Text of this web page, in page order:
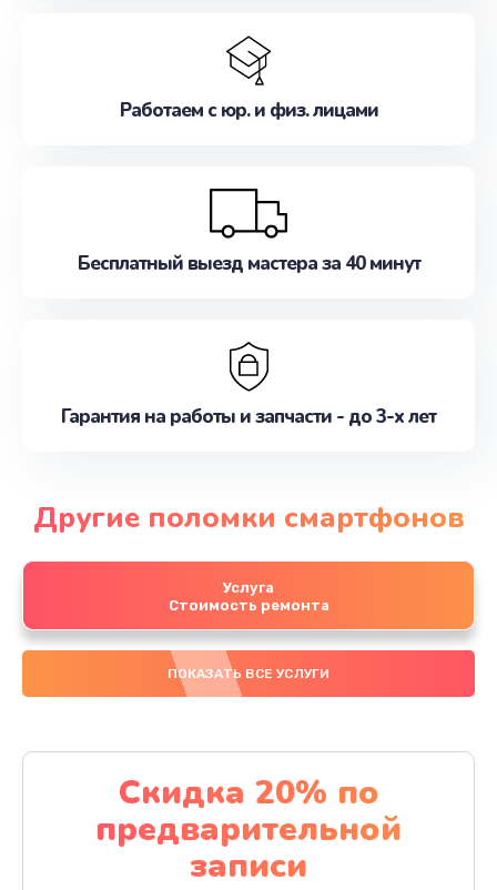
Работаем с юр. и физ. лицами
Бесплатный выезд мастера за 40 минут
Гарантия на работы и запчасти - до 3-х лет
Другие поломки смартфонов
Услуга
Стоимость ремонта
ПОКАЗАТЬ ВСЕ УСЛУГИ
Скидка 20% по
предварительной
записи